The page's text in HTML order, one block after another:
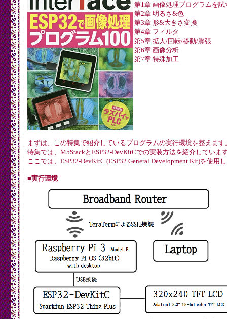
第1章 画像処理プログラムを試
第2章 明るさ&色
第3章 形&大きさ変換
第4章 フィルタ
第5章 拡大/回転/移動/膨張
第6章 画像分析
第7章 特殊加工
まずは、この特集で紹介しているプログラムの実行環境を整えます
特集では、M5StackとESP32-DevKitCでの実装方法を紹介していま
ここでは、ESP32-DevKitC (ESP32 General Development Kit)を使用
■実行環境